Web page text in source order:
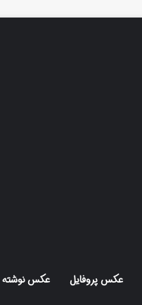
عکس پروفایل عکس نوشته